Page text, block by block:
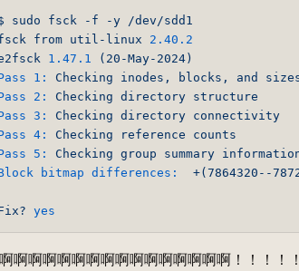
sudo fsck -f -y /dev/sdd1
from util-linux 2.40 .2
1.47 .1
(20-May-2024)
1:
Checking inodes, blocks, and
2:
Checking directory structure
3:
Checking directory connectivity
4:
Checking reference
counts
5:
Checking group summary
bitmap differences:
+(7864320--
yes
啊啊啊啊啊啊啊啊啊啊啊啊啊啊啊！！！！！